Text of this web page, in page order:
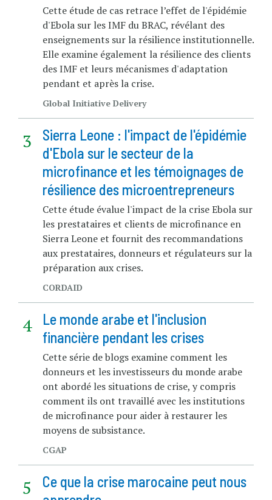
Cette étude de cas retrace l’effet de l'épidémie
d'Ebola sur les IMF du BRAC, révélant des
enseignements sur la résilience institutionnelle.
Elle examine également la résilience des clients
des IMF et leurs mécanismes d'adaptation
pendant et après la crise.
Global Initiative Delivery
Sierra Leone : l'impact de l'épidémie
d'Ebola sur le secteur de la
microfinance et les témoignages de
résilience des microentrepreneurs
Cette étude évalue l'impact de la crise Ebola sur
les prestataires et clients de microfinance en
Sierra Leone et fournit des recommandations
aux prestataires, donneurs et régulateurs sur la
préparation aux crises.
CORDAID
Le monde arabe et l'inclusion
financière pendant les crises
Cette série de blogs examine comment les
donneurs et les investisseurs du monde arabe
ont abordé les situations de crise, y compris
comment ils ont travaillé avec les institutions
de microfinance pour aider à restaurer les
moyens de subsistance.
CGAP
Ce que la crise marocaine peut nous